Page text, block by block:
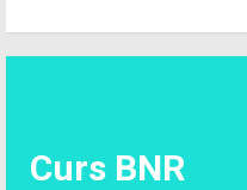
Curs BNR